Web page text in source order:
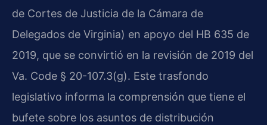
de Cortes de Justicia de la Cámara de
Delegados de Virginia) en apoyo del HB 635 de
2019, que se convirtió en la revisión de 2019 del
Va. Code § 20-107.3(g). Este trasfondo
legislativo informa la comprensión que tiene el
bufete sobre los asuntos de distribución